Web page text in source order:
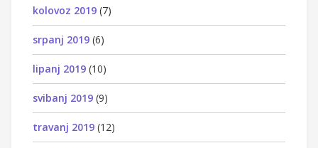
kolovoz 2019 (7)
srpanj 2019 (6)
lipanj 2019 (10)
svibanj 2019 (9)
travanj 2019 (12)